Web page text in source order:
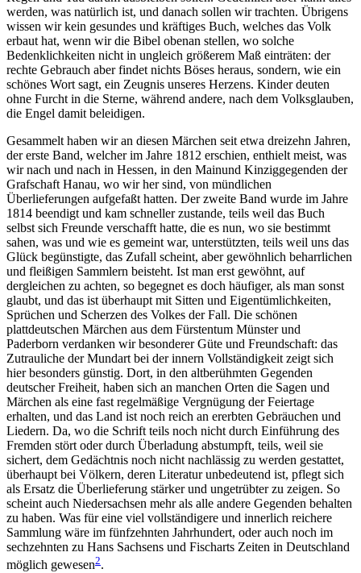
werden, was natürlich ist, und danach sollen wir trachten. Übrigens
wissen wir kein gesundes und kräftiges Buch, welches das Volk
erbaut hat, wenn wir die Bibel obenan stellen, wo solche
Bedenklichkeiten nicht in ungleich größerem Maß einträten: der
rechte Gebrauch aber findet nichts Böses heraus, sondern, wie ein
schönes Wort sagt, ein Zeugnis unseres Herzens. Kinder deuten
ohne Furcht in die Sterne, während andere, nach dem Volksglauben,
die Engel damit beleidigen.
Gesammelt haben wir an diesen Märchen seit etwa dreizehn Jahren,
der erste Band, welcher im Jahre 1812 erschien, enthielt meist, was
wir nach und nach in Hessen, in den Mainund Kinziggegenden der
Grafschaft Hanau, wo wir her sind, von mündlichen
Überlieferungen aufgefaßt hatten. Der zweite Band wurde im Jahre
1814 beendigt und kam schneller zustande, teils weil das Buch
selbst sich Freunde verschafft hatte, die es nun, wo sie bestimmt
sahen, was und wie es gemeint war, unterstützten, teils weil uns das
Glück begünstigte, das Zufall scheint, aber gewöhnlich beharrlichen
und fleißigen Sammlern beisteht. Ist man erst gewöhnt, auf
dergleichen zu achten, so begegnet es doch häufiger, als man sonst
glaubt, und das ist überhaupt mit Sitten und Eigentümlichkeiten,
Sprüchen und Scherzen des Volkes der Fall. Die schönen
plattdeutschen Märchen aus dem Fürstentum Münster und
Paderborn verdanken wir besonderer Güte und Freundschaft: das
Zutrauliche der Mundart bei der innern Vollständigkeit zeigt sich
hier besonders günstig. Dort, in den altberühmten Gegenden
deutscher Freiheit, haben sich an manchen Orten die Sagen und
Märchen als eine fast regelmäßige Vergnügung der Feiertage
erhalten, und das Land ist noch reich an ererbten Gebräuchen und
Liedern. Da, wo die Schrift teils noch nicht durch Einführung des
Fremden stört oder durch Überladung abstumpft, teils, weil sie
sichert, dem Gedächtnis noch nicht nachlässig zu werden gestattet,
überhaupt bei Völkern, deren Literatur unbedeutend ist, pflegt sich
als Ersatz die Überlieferung stärker und ungetrübter zu zeigen. So
scheint auch Niedersachsen mehr als alle andere Gegenden behalten
zu haben. Was für eine viel vollständigere und innerlich reichere
Sammlung wäre im fünfzehnten Jahrhundert, oder auch noch im
sechzehnten zu Hans Sachsens und Fischarts Zeiten in Deutschland
möglich gewesen2.